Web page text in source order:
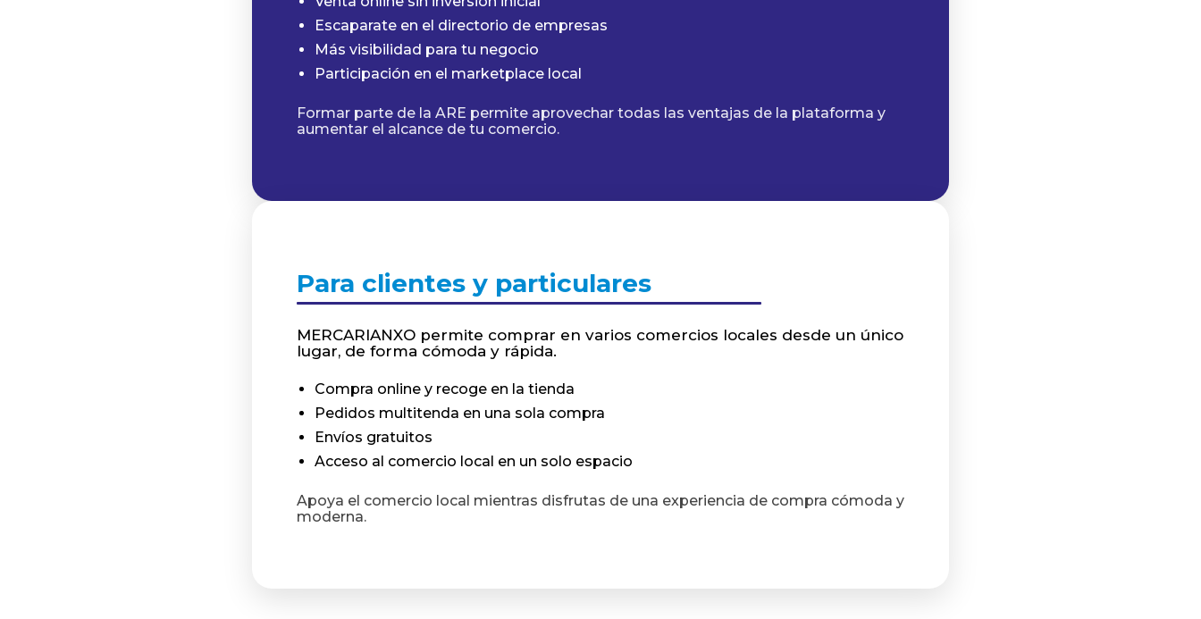
Escaparate en el directorio de empresas
Más visibilidad para tu negocio
Participación en el marketplace local
Formar parte de la ARE permite aprovechar todas las ventajas de la plataforma y
aumentar el alcance de tu comercio.
Para clientes y particulares
MERCARIANXO permite comprar en varios comercios locales desde un único
lugar, de forma cómoda y rápida.
Compra online y recoge en la tienda
Pedidos multitenda en una sola compra
Envíos gratuitos
Acceso al comercio local en un solo espacio
Apoya el comercio local mientras disfrutas de una experiencia de compra cómoda y
moderna.